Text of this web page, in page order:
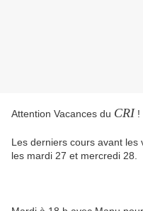
Attention Vacances du CRI !
Les derniers cours avant les
les mardi 27 et mercredi 28.